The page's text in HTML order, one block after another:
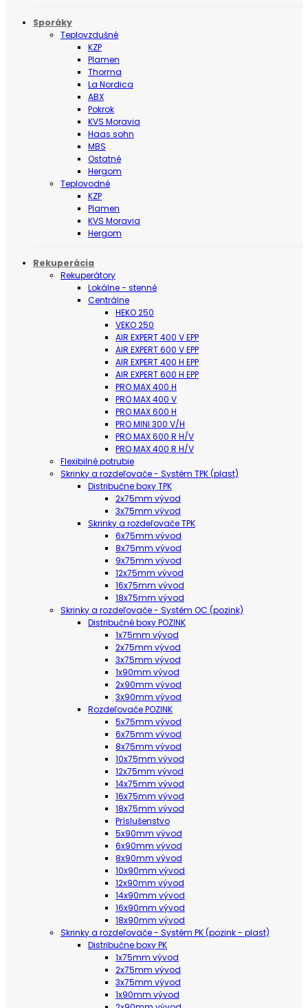
Sporáky
Teplovzdušné
KZP
Plamen
Thorma
La Nordica
ABX
Pokrok
KVS Moravia
Haas sohn
MBS
Ostatné
Hergom
Teplovodné
KZP
Plamen
KVS Moravia
Hergom
Rekuperácia
Rekuperátory
Lokálne - stenné
Centrálne
HEKO 250
VEKO 250
AIR EXPERT 400 V EPP
AIR EXPERT 600 V EPP
AIR EXPERT 400 H EPP
AIR EXPERT 600 H EPP
PRO MAX 400 H
PRO MAX 400 V
PRO MAX 600 H
PRO MINI 300 V/H
PRO MAX 600 R H/V
PRO MAX 400 R H/V
Flexibilné potrubie
Skrinky a rozdeľovače - Systém TPK (plast)
Distribučne boxy TPK
2x75mm vývod
3x75mm vývod
Skrinky a rozdeľovače TPK
6x75mm vývod
8x75mm vývod
9x75mm vývod
12x75mm vývod
16x75mm vývod
18x75mm vývod
Skrinky a rozdeľovače - Systém OC (pozink)
Distribučné boxy POZINK
1x75mm vývod
2x75mm vývod
3x75mm vývod
1x90mm vývod
2x90mm vývod
3x90mm vývod
Rozdeľovače POZINK
5x75mm vývod
6x75mm vývod
8x75mm vývod
10x75mm vývod
12x75mm vývod
14x75mm vývod
16x75mm vývod
18x75mm vývod
Príslušenstvo
5x90mm vývod
6x90mm vývod
8x90mm vývod
10x90mm vývod
12x90mm vývod
14x90mm vývod
16x90mm vývod
18x90mm vývod
Skrinky a rozdeľovače - Systém PK (pozink - plast)
Distribučne boxy PK
1x75mm vývod
2x75mm vývod
3x75mm vývod
1x90mm vývod